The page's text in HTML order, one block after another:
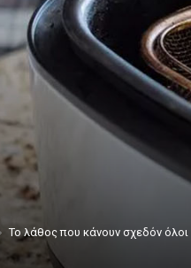
Το λάθος που κάνουν σχεδόν